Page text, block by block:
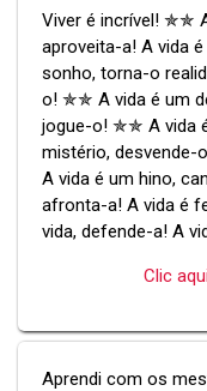
Viver é incrível! ✯✯
aproveita-a! A vida
sonho, torna-o
o! ✯✯ A vida é um
jogue-o! ✯✯ A vida
mistério,
A vida é um hino,
afronta-a! A vida é
vida, defende-a! A
Clic
Aprendi com os